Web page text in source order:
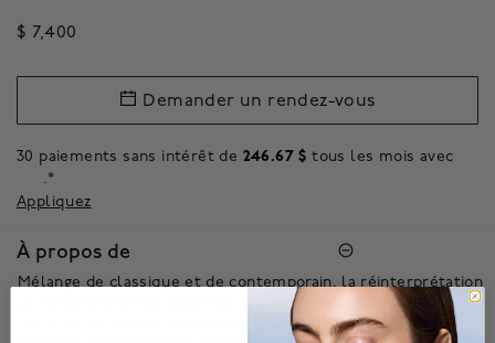
$ 7,400
30 paiements sans intérêt de 246.67 $ tous les mois avec
.*
Appliquez
Demander un rendez-vous
À propos de
Mélange de classique et de contemporain, la réinterprétation
de la Navitimer est destinée aussi bien aux amateurs de
montres qu’aux personnes qui soignent leur style. Elle